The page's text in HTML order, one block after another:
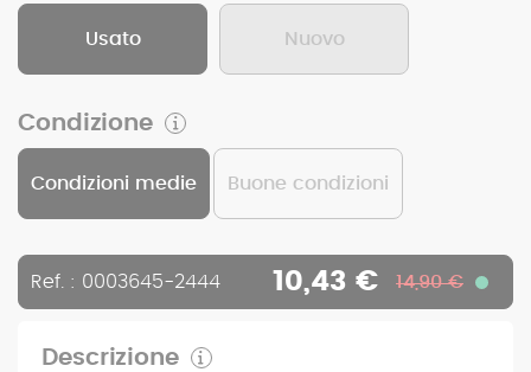
Usato Nuovo
Condizione
Condizioni medie Buone condizioni
Ref. : 0003645-2444 10,43 € 14,90 €
Descrizione